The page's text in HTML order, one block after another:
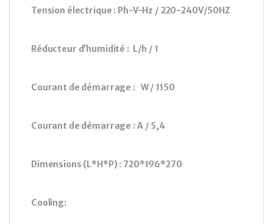
Tension électrique : Ph-V-Hz / 220-240V/50HZ
Réducteur d’humidité : L/h / 1
Courant de démarrage : W / 1150
Courant de démarrage : A / 5,4
Dimensions (L*H*P) : 720*196*270
Cooling: